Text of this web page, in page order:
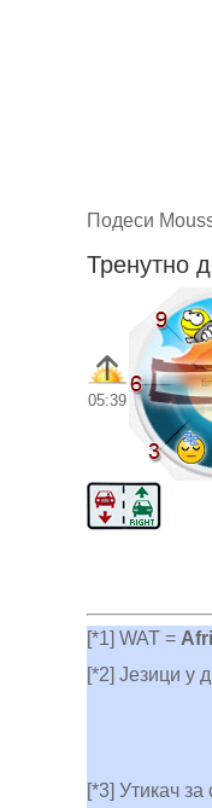
Подеси
Тренутно
05:39
[*1] WAT =
[*2] Језици у
[*3] Утикач за